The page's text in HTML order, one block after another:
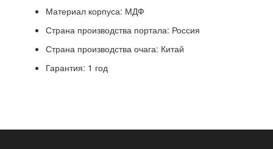
Материал корпуса: МДФ
Страна производства портала: Россия
Страна производства очага: Китай
Гарантия: 1 год